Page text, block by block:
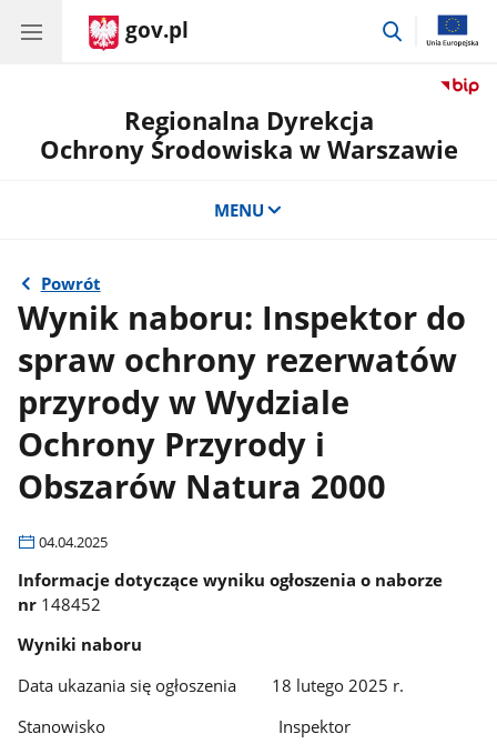
gov.pl
przejdź
Regionalna Dyrekcja
Ochrony Środowiska w Warszawie
MENU
Powrót
Wynik naboru: Inspektor do
spraw ochrony rezerwatów
przyrody w Wydziale
Ochrony Przyrody i
Obszarów Natura 2000
04.04.2025
Informacje dotyczące wyniku ogłoszenia o naborze
nr 148452
Wyniki naboru
Data ukazania się ogłoszenia 18 lutego 2025 r.
Stanowisko Inspektor